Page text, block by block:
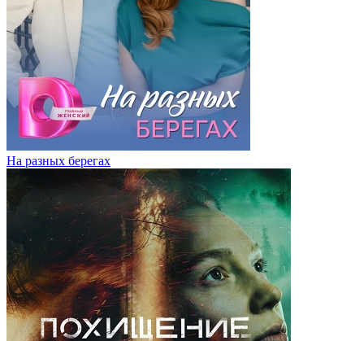
На разных берегах